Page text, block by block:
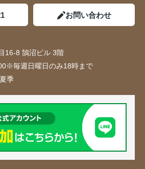
お問い合わせ
16-8 鵠沼ビル 3階
毎週日曜日のみ18時まで
季